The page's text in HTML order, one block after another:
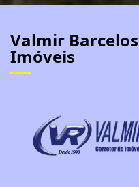
Valmir
Imóveis